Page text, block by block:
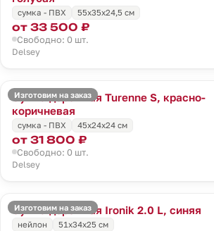
сумка - ПВХ 55x35x24,5 см
от 33 500 ₽
Свободно: 0 шт.
Delsey
Изготовим на заказ
Сумка дорожная Turenne S, красно-
коричневая
сумка - ПВХ 45x24x24 см
от 31 800 ₽
Свободно: 0 шт.
Delsey
Изготовим на заказ
Сумка дорожная Ironik 2.0 L, синяя
нейлон
51x34x25 см